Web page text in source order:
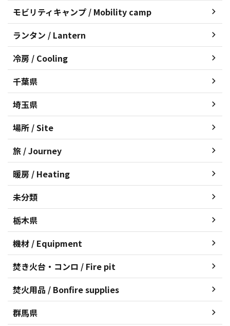
モビリティキャンプ / Mobility camp
ランタン / Lantern
冷房 / Cooling
千葉県
埼玉県
場所 / Site
旅 / Journey
暖房 / Heating
未分類
栃木県
機材 / Equipment
焚き火台・コンロ / Fire pit
焚火用品 / Bonfire supplies
群馬県